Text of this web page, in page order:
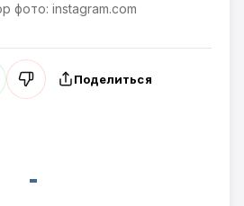
фото: instagram.com
Поделиться